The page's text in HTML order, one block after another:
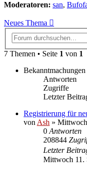
Moderatoren: san,
Neues Thema
7 Themen • Seite 1 von 1
Bekanntmachungen
Antworten
Zugriffe
Letzter
Registrierung für
von Ash »
0 Antworten
208844
Letzter
Mittwoch 11.